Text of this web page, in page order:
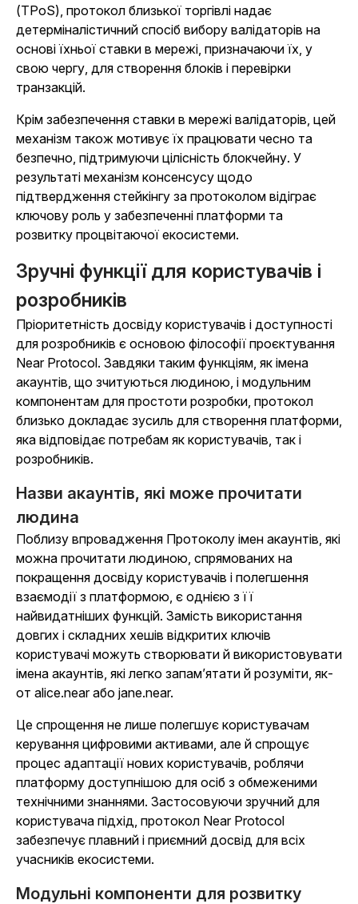
(TPoS), протокол близької торгівлі надає
детерміналістичний спосіб вибору валідаторів на
основі їхньої ставки в мережі, призначаючи їх, у
свою чергу, для створення блоків і перевірки
транзакцій.
Крім забезпечення ставки в мережі валідаторів, цей
механізм також мотивує їх працювати чесно та
безпечно, підтримуючи цілісність блокчейну. У
результаті механізм консенсусу щодо
підтвердження стейкінгу за протоколом відіграє
ключову роль у забезпеченні платформи та
розвитку процвітаючої екосистеми.
Зручні функції для користувачів і
розробників
Пріоритетність досвіду користувачів і доступності
для розробників є основою філософії проєктування
Near Protocol. Завдяки таким функціям, як імена
акаунтів, що зчитуються людиною, і модульним
компонентам для простоти розробки, протокол
близько докладає зусиль для створення платформи,
яка відповідає потребам як користувачів, так і
розробників.
Назви акаунтів, які може прочитати
людина
Поблизу впровадження Протоколу імен акаунтів, які
можна прочитати людиною, спрямованих на
покращення досвіду користувачів і полегшення
взаємодії з платформою, є однією з її
найвидатніших функцій. Замість використання
довгих і складних хешів відкритих ключів
користувачі можуть створювати й використовувати
імена акаунтів, які легко запам’ятати й розуміти, як-
от alice.near або jane.near.
Це спрощення не лише полегшує користувачам
керування цифровими активами, але й спрощує
процес адаптації нових користувачів, роблячи
платформу доступнішою для осіб з обмеженими
технічними знаннями. Застосовуючи зручний для
користувача підхід, протокол Near Protocol
забезпечує плавний і приємний досвід для всіх
учасників екосистеми.
Модульні компоненти для розвитку